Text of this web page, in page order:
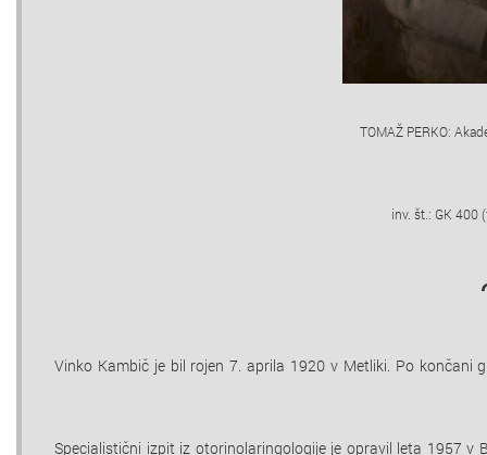
TOMAŽ PERKO:
inv. št.: GK 400
Vinko Kambič je bil rojen 7. aprila 1920 v Metliki. Po končani
Specialistični izpit iz otorinolaringologije je opravil leta 1957